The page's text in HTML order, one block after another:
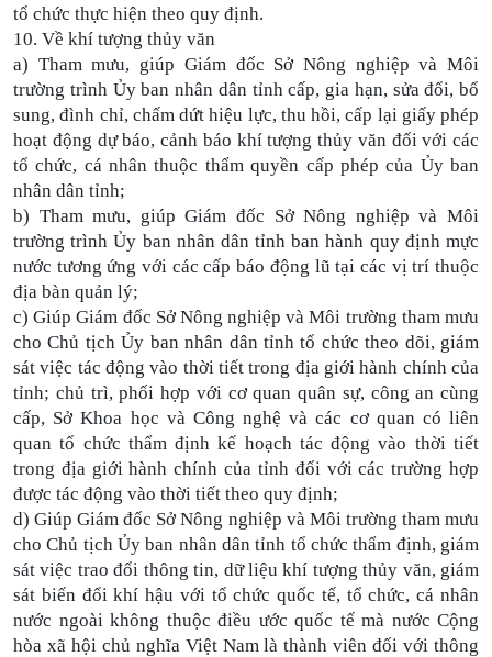
tổ chức thực hiện theo quy định.
10. Về khí tượng thủy văn
a) Tham mưu, giúp Giám đốc Sở Nông nghiệp và Môi
trường trình Ủy ban nhân dân tỉnh cấp, gia hạn, sửa đổi, bổ
sung, đình chỉ, chấm dứt hiệu lực, thu hồi, cấp lại giấy phép
hoạt động dự báo, cảnh báo khí tượng thủy văn đối với các
tổ chức, cá nhân thuộc thẩm quyền cấp phép của Ủy ban
nhân dân tỉnh;
b) Tham mưu, giúp Giám đốc Sở Nông nghiệp và Môi
trường trình Ủy ban nhân dân tỉnh ban hành quy định mực
nước tương ứng với các cấp báo động lũ tại các vị trí thuộc
địa bàn quản lý;
c) Giúp Giám đốc Sở Nông nghiệp và Môi trường tham mưu
cho Chủ tịch Ủy ban nhân dân tỉnh tổ chức theo dõi, giám
sát việc tác động vào thời tiết trong địa giới hành chính của
tỉnh; chủ trì, phối hợp với cơ quan quân sự, công an cùng
cấp, Sở Khoa học và Công nghệ và các cơ quan có liên
quan tổ chức thẩm định kế hoạch tác động vào thời tiết
trong địa giới hành chính của tỉnh đối với các trường hợp
được tác động vào thời tiết theo quy định;
d) Giúp Giám đốc Sở Nông nghiệp và Môi trường tham mưu
cho Chủ tịch Ủy ban nhân dân tỉnh tổ chức thẩm định, giám
sát việc trao đổi thông tin, dữ liệu khí tượng thủy văn, giám
sát biến đổi khí hậu với tổ chức quốc tế, tổ chức, cá nhân
nước ngoài không thuộc điều ước quốc tế mà nước Cộng
hòa xã hội chủ nghĩa Việt Nam là thành viên đối với thông